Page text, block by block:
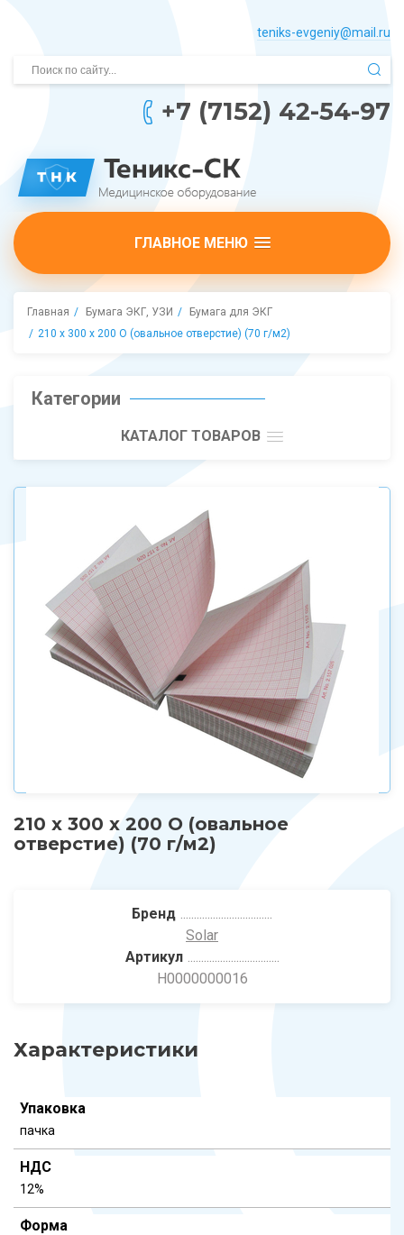
teniks-evgeniy@mail.­ru
+7 (7152) 42-54-97
ГЛАВНОЕ МЕНЮ
Главная Бумага ЭКГ, УЗИ
Бумага для ЭКГ
210 х 300 х 200 О (овальное отверстие) (70 г/м2)
Категории
КАТАЛОГ ТОВАРОВ
210 х 300 х 200 О (овальное
отверстие) (70 г/м2)
Бренд
Solar
Артикул
Н0000000016
Характеристики
Упаковка
пачка
НДС
12%
Форма